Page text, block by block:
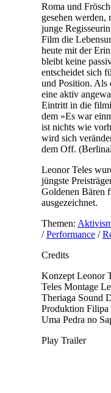
Roma und
gesehen werden,
junge
Film die
heute mit der
bleibt keine
entscheidet sich
und Position. Als
eine aktiv
Eintritt in die
dem »Es war
ist nichts wie
wird sich
dem Off.
Leonor Teles
jüngste
Goldenen Bären
ausgezeichnet.
Themen:
/Performance/
Credits
Konzept Leonor
Teles Montage
Theriaga Sound
Produktion Filipa
Uma Pedra no
Play Trailer